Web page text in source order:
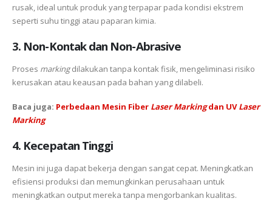
rusak, ideal untuk produk yang terpapar pada kondisi ekstrem
seperti suhu tinggi atau paparan kimia.
3. Non-Kontak dan Non-Abrasive
Proses markingdilakukan tanpa kontak fisik, mengeliminasi risiko
kerusakan atau keausan pada bahan yang dilabeli.
Baca juga: Perbedaan Mesin Fiber Laser Markingdan UVLaser
Marking
4. Kecepatan Tinggi
Mesin ini juga dapat bekerja dengan sangat cepat. Meningkatkan
efisiensi produksi dan memungkinkan perusahaan untuk
meningkatkan output mereka tanpa mengorbankan kualitas.